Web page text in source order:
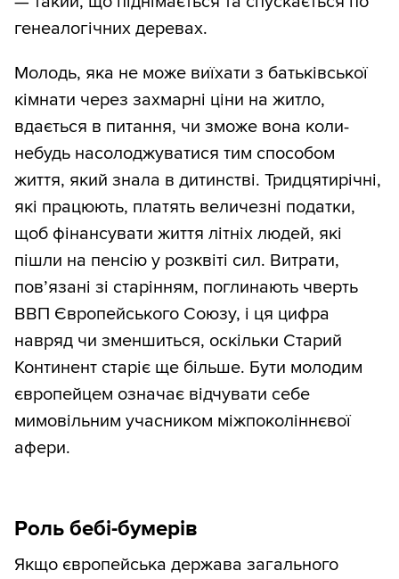
генеалогічних деревах.
Молодь, яка не може виїхати з батьківської
кімнати через захмарні ціни на житло,
вдається в питання, чи зможе вона коли-
небудь насолоджуватися тим способом
життя, який знала в дитинстві. Тридцятирічні,
які працюють, платять величезні податки,
щоб фінансувати життя літніх людей, які
пішли на пенсію у розквіті сил. Витрати,
пов’язані зі старінням, поглинають чверть
ВВП Європейського Союзу, і ця цифра
навряд чи зменшиться, оскільки Старий
Континент старіє ще більше. Бути молодим
європейцем означає відчувати себе
мимовільним учасником міжпоколіннєвої
афери.
Роль бебі-бумерів
Якщо європейська держава загального